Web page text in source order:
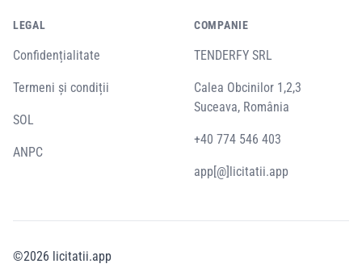
LEGAL
Confidențialitate
Termeni și condiții
SOL
ANPC
COMPANIE
TENDERFY SRL
Calea Obcinilor 1,2,3
Suceava, România
+40 774 546 403
app[@]licitatii.app
©2026 licitatii.app